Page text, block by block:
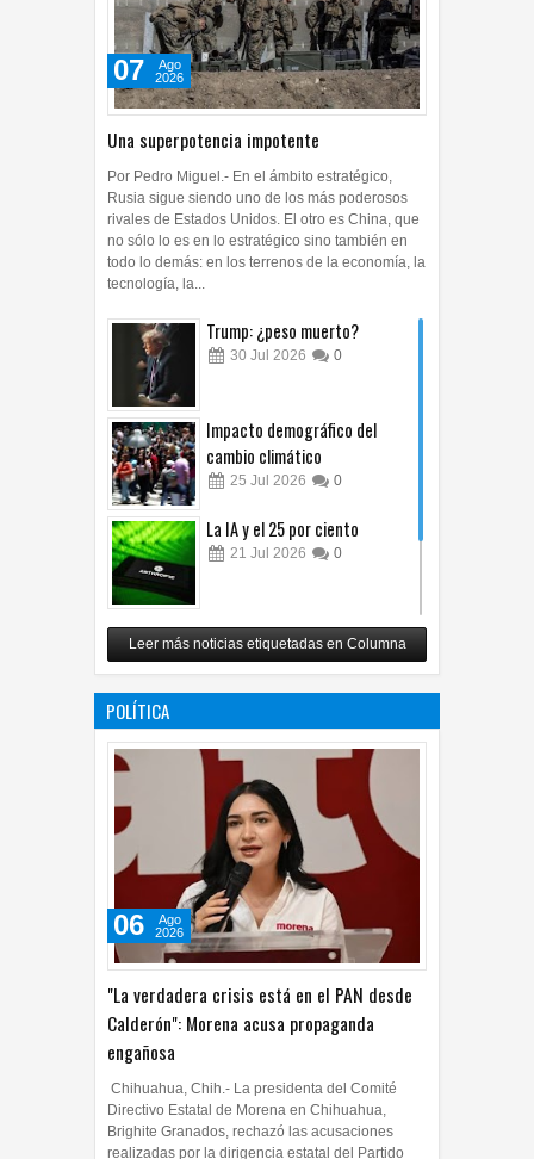
Una superpotencia impotente
07
Ago
2026
Por Pedro Miguel.- En el ámbito estratégico,
Rusia sigue siendo uno de los más poderosos
rivales de Estados Unidos. El otro es China, que
no sólo lo es en lo estratégico sino también en
todo lo demás: en los terrenos de la economía, la
tecnología, la...
Trump: ¿peso muerto?
30 Jul 2026 0
Impacto demográfico del
cambio climático
25 Jul 2026 0
La IA y el 25 por ciento
21 Jul 2026 0
Carlos Monsiváis
12 Jul 2026 0
Leer más noticias etiquetadas en Columna
POLÍTICA
"La verdadera crisis está en el PAN desde
Calderón": Morena acusa propaganda
engañosa
06
Ago
2026
Chihuahua, Chih.- La presidenta del Comité
Directivo Estatal de Morena en Chihuahua,
Brighite Granados, rechazó las acusaciones
realizadas por la dirigencia estatal del Partido